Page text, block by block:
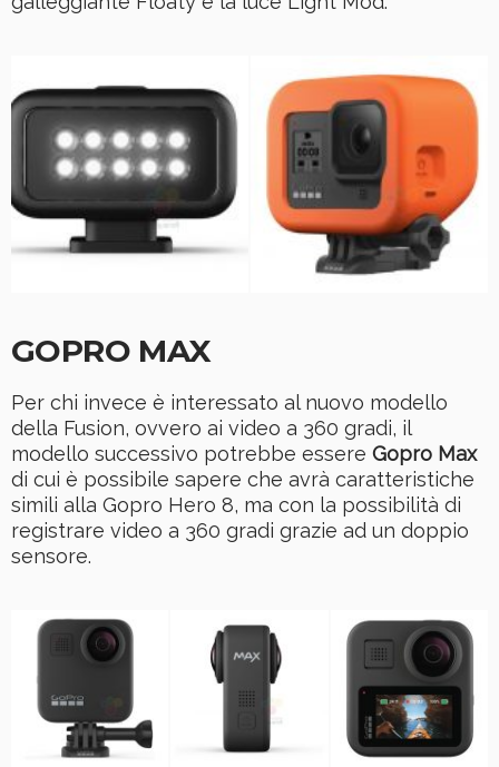
GOPRO MAX
Per chi invece è interessato al nuovo modello
della Fusion, ovvero ai video a 360 gradi, il
modello successivo potrebbe essere Gopro Max
di cui è possibile sapere che avrà caratteristiche
simili alla Gopro Hero 8, ma con la possibilità di
registrare video a 360 gradi grazie ad un doppio
sensore.